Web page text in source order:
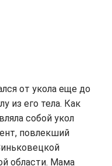
от укола еще до
из его тела. Как
собой укол
повлекший
области. Мама